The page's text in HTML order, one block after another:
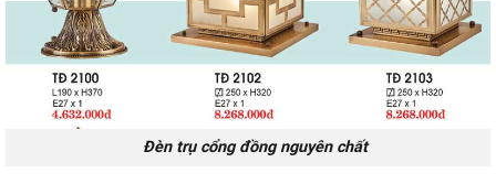
Đèn trụ cổng đồng nguyên chất